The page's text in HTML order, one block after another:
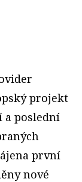
projekt
a poslední
první
nové